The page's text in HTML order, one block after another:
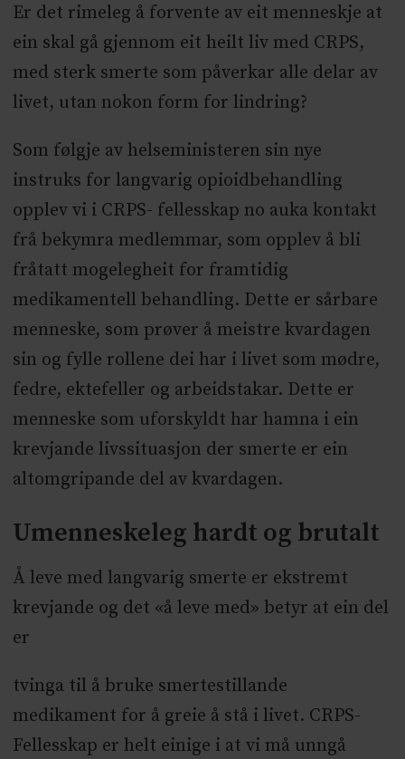
Er det rimeleg å forvente av eit menneskje at
ein skal gå gjennom eit heilt liv med CRPS,
med sterk smerte som påverkar alle delar av
livet, utan nokon form for lindring?
Som følgje av helseministeren sin nye
instruks for langvarig opioidbehandling
opplev vi i CRPS- fellesskap no auka kontakt
frå bekymra medlemmar, som opplev å bli
fråtatt mogelegheit for framtidig
medikamentell behandling. Dette er sårbare
menneske, som prøver å meistre kvardagen
sin og fylle rollene dei har i livet som mødre,
fedre, ektefeller og arbeidstakar. Dette er
menneske som uforskyldt har hamna i ein
krevjande livssituasjon der smerte er ein
altomgripande del av kvardagen.
Umenneskeleg hardt og brutalt
Å leve med langvarig smerte er ekstremt
krevjande og det «å leve med» betyr at ein del
er
tvinga til å bruke smertestillande
medikament for å greie å stå i livet. CRPS-
Fellesskap er helt einige i at vi må unngå